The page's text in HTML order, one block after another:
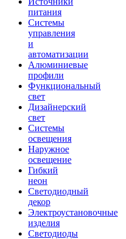
питания
Системы
управления
и
автоматизации
Алюминиевые
профили
Функциональный
свет
Дизайнерский
свет
Системы
освещения
Наружное
освещение
Гибкий
неон
Светодиодный
декор
Электроустановочные
изделия
Светодиоды